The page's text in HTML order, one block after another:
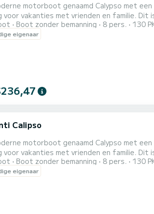
motorboot genaamd Calypso met
vakanties met vrienden en familie. Dit is een
heeft een nieuwe 130 pk motor
en een ruime cockpit waar u tijdens
Boot zonder bemanning 8 pers. 130
eigenaar
Calipso
motorboot genaamd Calypso met
vakanties met vrienden en familie. Dit is een
heeft een nieuwe 130 pk motor
en een ruime cockpit waar u tijdens
Boot zonder bemanning 8 pers. 130
eigenaar